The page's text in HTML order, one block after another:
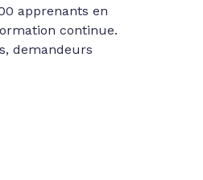
apprenants en
continue.
demandeurs